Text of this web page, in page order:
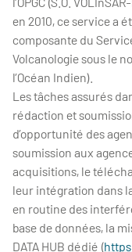
en 2010, ce service a
composante du
Volcanologie sous le
l’Océan Indien).
Les tâches assurés
rédaction et
d’opportunité des
soumission aux
acquisitions, le
leur intégration dans
en routine des
base de données, la
DATA HUB dédié (